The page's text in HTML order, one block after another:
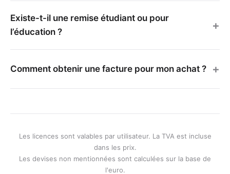
Existe-t-il une remise étudiant ou pour
l’éducation ?
Comment obtenir une facture pour mon achat ?
Les licences sont valables par utilisateur. La TVA est incluse
dans les prix.
Les devises non mentionnées sont calculées sur la base de
l'euro.